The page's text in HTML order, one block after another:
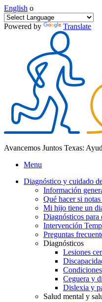
English o
Powered by Translate
Avancemos Juntos Texas:
Menu
Diagnóstico y cuidado
Información
Qué hacer si
Mi hijo tiene un
Diagnósticos para
Intervención
Preguntas
Diagnósticos
Lesiones
Ceguera y
Dislexia y
Salud mental y